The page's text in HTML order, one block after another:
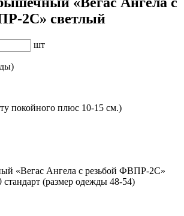
2С» светлый
шт
покойного плюс 10-15 см.)
«Вегас Ангела с резьбой ФВПР-2С»
стандарт (размер одежды 48-54)